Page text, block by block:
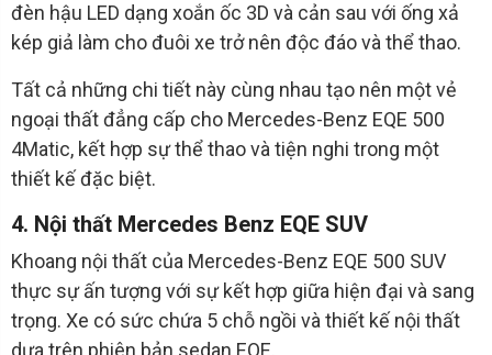
đèn hậu LED dạng xoắn ốc 3D và cản sau với ống xả
kép giả làm cho đuôi xe trở nên độc đáo và thể thao.
Tất cả những chi tiết này cùng nhau tạo nên một vẻ
ngoại thất đẳng cấp cho Mercedes-Benz EQE 500
4Matic, kết hợp sự thể thao và tiện nghi trong một
thiết kế đặc biệt.
4. Nội thất Mercedes Benz EQE SUV
Khoang nội thất của Mercedes-Benz EQE 500 SUV
thực sự ấn tượng với sự kết hợp giữa hiện đại và sang
trọng. Xe có sức chứa 5 chỗ ngồi và thiết kế nội thất